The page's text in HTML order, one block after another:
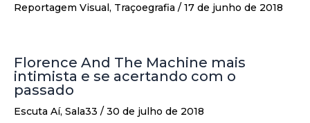
Reportagem Visual, Traçoegrafia / 17 de junho de 2018
Florence And The Machine mais
intimista e se acertando com o
passado
Escuta Aí, Sala33 / 30 de julho de 2018